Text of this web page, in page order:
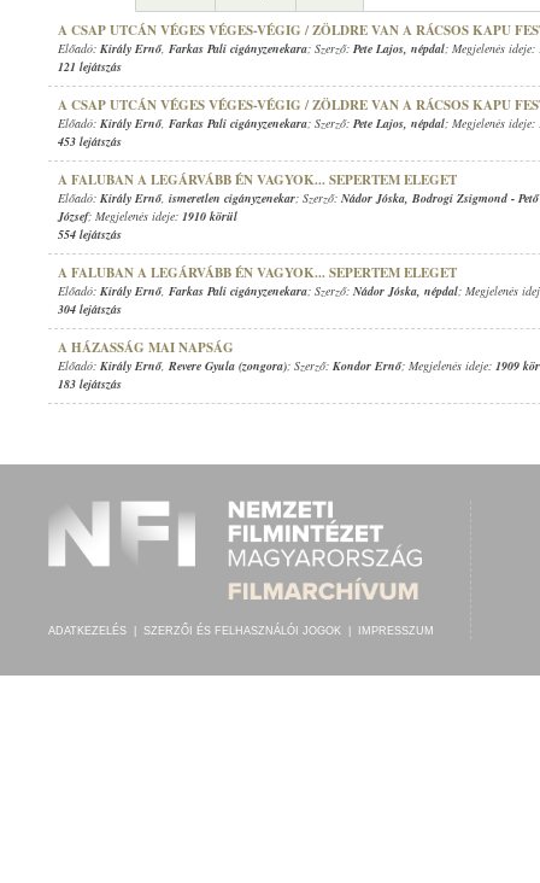
A CSAP UTCÁN VÉGES VÉGES-VÉGIG / ZÖLDRE VAN A RÁCSOS KAPU
Előadó: Király Ernő, Farkas Pali cigányzenekara; Szerző: Pete Lajos, népdal; Megjelenés ideje:
121 lejátszás
A CSAP UTCÁN VÉGES VÉGES-VÉGIG / ZÖLDRE VAN A RÁCSOS KAPU
Előadó: Király Ernő, Farkas Pali cigányzenekara; Szerző: Pete Lajos, népdal; Megjelenés ideje:
453 lejátszás
A FALUBAN A LEGÁRVÁBB ÉN VAGYOK... SEPERTEM ELEGET
Előadó: Király Ernő, ismeretlen cigányzenekar; Szerző: Nádor Jóska, Bodrogi Zsigmond -
József; Megjelenés ideje: 1910 körül
554 lejátszás
A FALUBAN A LEGÁRVÁBB ÉN VAGYOK... SEPERTEM ELEGET
Előadó: Király Ernő, Farkas Pali cigányzenekara; Szerző: Nádor Jóska, népdal; Megjelenés
304 lejátszás
A HÁZASSÁG MAI NAPSÁG
Előadó: Király Ernő, Revere Gyula (zongora); Szerző: Kondor Ernő; Megjelenés ideje: 1909
183 lejátszás
ADATKEZELÉS SZERZŐI ÉS FELHASZNÁLÓI JOGOK IMPRESSZUM